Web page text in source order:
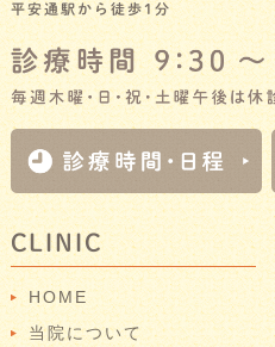
平安通駅から徒歩1分
CLINIC
HOME
当院について